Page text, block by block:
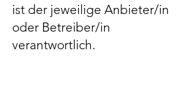
ist der jeweilige Anbieter/in
oder Betreiber/in
verantwortlich.